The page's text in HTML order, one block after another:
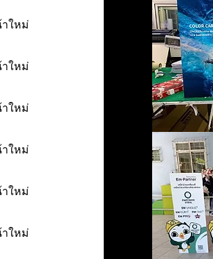
ใหม่
ใหม่
ใหม่
ใหม่
ใหม่
ใหม่